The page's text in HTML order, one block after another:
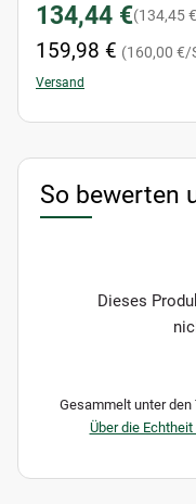
134,44 €(134,45
159,98 € (160,00 €/
Versand
So bewerten
Dieses
Gesammelt unter den
Über die